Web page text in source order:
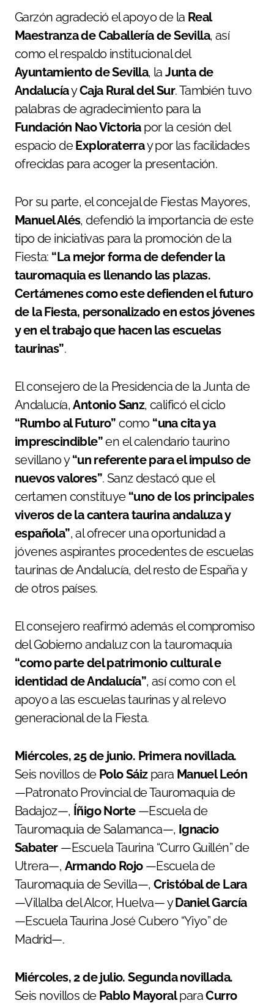
Garzón agradeció el apoyo de la Real
Maestranza de Caballería de Sevilla, así
como el respaldo institucional del
Ayuntamiento de Sevilla, laJunta de
AndalucíayCaja Rural del Sur. También tuvo
palabras de agradecimiento para la
Fundación Nao Victoriapor la cesión del
espacio deExploraterray por las facilidades
ofrecidas para acoger la presentación.
Por su parte, el concejal de Fiestas Mayores,
Manuel Alés, defendió la importancia de este
tipo de iniciativas para la promoción de la
Fiesta: “La mejor forma de defender la
tauromaquia es llenando las plazas.
Certámenes como este defienden el futuro
de la Fiesta, personalizado en estos jóvenes
y en el trabajo que hacen las escuelas
taurinas”.
El consejero de la Presidencia de la Junta de
Andalucía,Antonio Sanz, calificó el ciclo
“Rumbo al Futuro” como “una cita ya
imprescindible”en el calendario taurino
sevillano y“un referente para el impulso de
nuevos valores”. Sanz destacó que el
certamen constituye “uno de los principales
viveros de la cantera taurina andaluza y
española”, al ofrecer una oportunidad a
jóvenes aspirantes procedentes de escuelas
taurinas de Andalucía, del resto de España y
de otros países.
El consejero reafirmó además el compromiso
del Gobierno andaluz con la tauromaquia
“como parte del patrimonio cultural e
identidad de Andalucía”, así como con el
apoyo a las escuelas taurinas y al relevo
generacional de la Fiesta.
Miércoles, 25 de junio. Primera novillada.
Seis novillos de Polo Sáizpara Manuel León
—Patronato Provincial de Tauromaquia de
Badajoz—, Íñigo Norte—Escuela de
Tauromaquia de Salamanca—, Ignacio
Sabater—Escuela Taurina “Curro Guillén” de
Utrera—, Armando Rojo—Escuela de
Tauromaquia de Sevilla—, Cristóbal de Lara
—Villalba del Alcor, Huelva— yDaniel García
—Escuela Taurina José Cubero “Yiyo” de
Madrid—.
Miércoles, 2 de julio. Segunda novillada.
Seis novillos de Pablo MayoralparaCurro